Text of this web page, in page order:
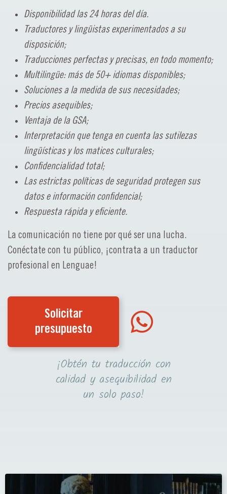
Disponibilidad las 24 horas del día.
Traductores y lingüistas experimentados a su
disposición;
Traducciones perfectas y precisas, en todo momento;
Multilingüe: más de 50+ idiomas disponibles;
Soluciones a la medida de sus necesidades;
Precios asequibles;
Ventaja de la GSA;
Interpretación que tenga en cuenta las sutilezas
lingüísticas y los matices culturales;
Confidencialidad total;
Las estrictas políticas de seguridad protegen sus
datos e información confidencial;
Respuesta rápida y eficiente.
La comunicación no tiene por qué ser una lucha.
Conéctate con tu público, ¡contrata a un traductor
profesional en Lenguae!
Solicitar
presupuesto
¡Obtén tu traducción con
calidad y asequibilidad en
un solo paso!